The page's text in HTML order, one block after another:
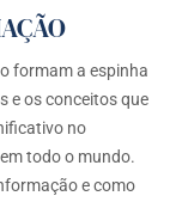
formam a espinha
e os conceitos que
no
todo o mundo.
e como